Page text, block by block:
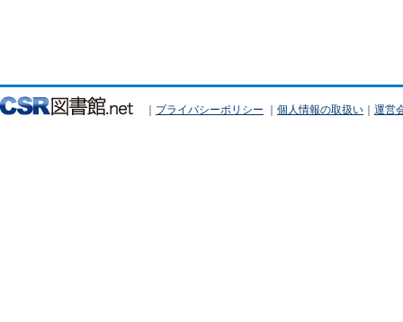
｜ プライバシーポリシー ｜ 個人情報の取扱い ｜ 運営